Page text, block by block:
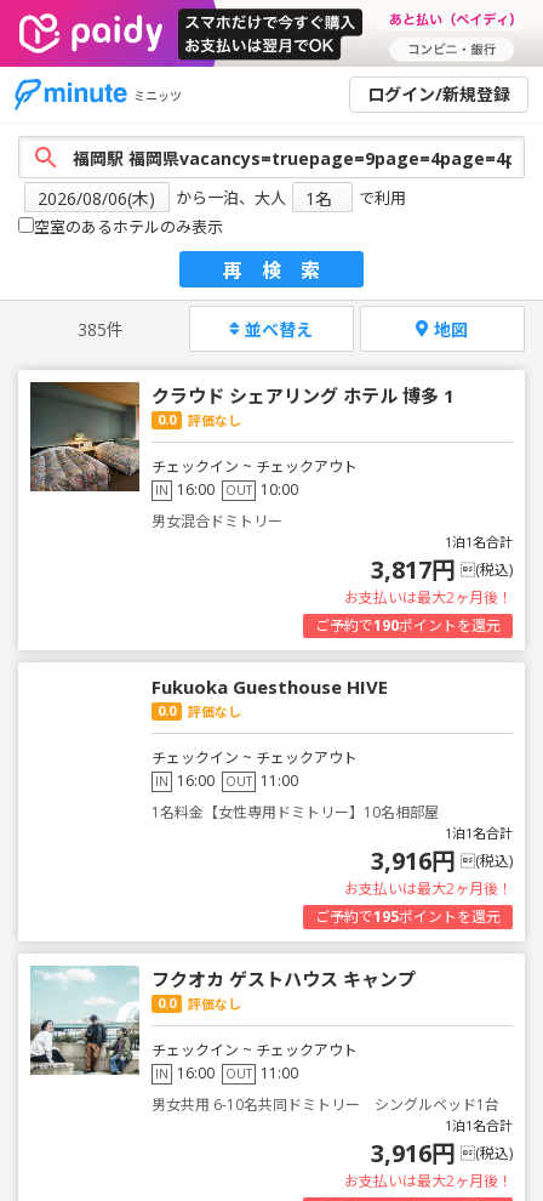
ミニッツ ログイン/新規登録
から一泊、大人
で利用
空室のあるホテルのみ表示
再検索
385件 並べ替え 地図
クラウド シェアリング ホテル 博多 1
0.0 評価なし
チェックイン ~ チェックアウト
IN 16:00 OUT 10:00
男女混合ドミトリー
1泊1名合計
3,817円 (税込)
お支払いは最大2ヶ月後！
ご予約で190ポイントを還元
Fukuoka Guesthouse HIVE
0.0 評価なし
チェックイン ~ チェックアウト
IN 16:00 OUT 11:00
1名料金【女性専用ドミトリー】10名相部屋
1泊1名合計
3,916円 (税込)
お支払いは最大2ヶ月後！
ご予約で195ポイントを還元
フクオカ ゲストハウス キャンプ
0.0 評価なし
チェックイン ~ チェックアウト
IN 16:00 OUT 11:00
男女共用 6-10名共同ドミトリー シングルベッド1台
1泊1名合計
3,916円 (税込)
お支払いは最大2ヶ月後！